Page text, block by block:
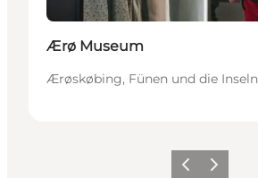
Ærø Museum
Ærøskøbing, Fünen und die Inseln
ZurückWeiter